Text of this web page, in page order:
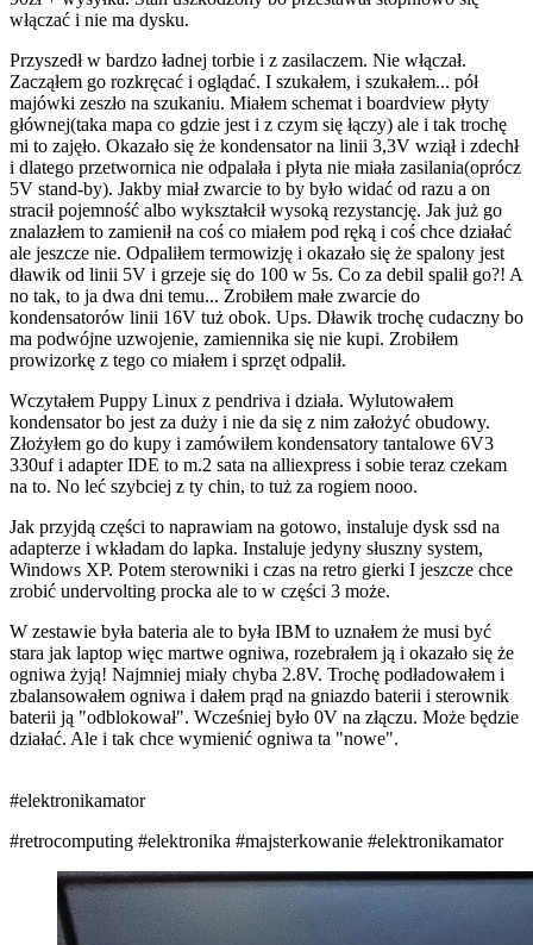
włączać i nie ma dysku.
Przyszedł w bardzo ładnej torbie i z zasilaczem. Nie włączał.
Zacząłem go rozkręcać i oglądać. I szukałem, i szukałem... pół
majówki zeszło na szukaniu. Miałem schemat i boardview płyty
głównej(taka mapa co gdzie jest i z czym się łączy) ale i tak trochę
mi to zajęło. Okazało się że kondensator na linii 3,3V wziął i zdechł
i dlatego przetwornica nie odpalała i płyta nie miała zasilania(oprócz
5V stand-by). Jakby miał zwarcie to by było widać od razu a on
stracił pojemność albo wykształcił wysoką rezystancję. Jak już go
znalazłem to zamienił na coś co miałem pod ręką i coś chce działać
ale jeszcze nie. Odpaliłem termowizję i okazało się że spalony jest
dławik od linii 5V i grzeje się do 100 w 5s. Co za debil spalił go?! A
no tak, to ja dwa dni temu... Zrobiłem małe zwarcie do
kondensatorów linii 16V tuż obok. Ups. Dławik trochę cudaczny bo
ma podwójne uzwojenie, zamiennika się nie kupi. Zrobiłem
prowizorkę z tego co miałem i sprzęt odpalił.
Wczytałem Puppy Linux z pendriva i działa. Wylutowałem
kondensator bo jest za duży i nie da się z nim założyć obudowy.
Złożyłem go do kupy i zamówiłem kondensatory tantalowe 6V3
330uf i adapter IDE to m.2 sata na alliexpress i sobie teraz czekam
na to. No leć szybciej z ty chin, to tuż za rogiem nooo.
Jak przyjdą części to naprawiam na gotowo, instaluje dysk ssd na
adapterze i wkładam do lapka. Instaluje jedyny słuszny system,
Windows XP. Potem sterowniki i czas na retro gierki I jeszcze chce
zrobić undervolting procka ale to w części 3 może.
W zestawie była bateria ale to była IBM to uznałem że musi być
stara jak laptop więc martwe ogniwa, rozebrałem ją i okazało się że
ogniwa żyją! Najmniej miały chyba 2.8V. Trochę podładowałem i
zbalansowałem ogniwa i dałem prąd na gniazdo baterii i sterownik
baterii ją "odblokował". Wcześniej było 0V na złączu. Może będzie
działać. Ale i tak chce wymienić ogniwa ta "nowe".
#elektronikamator
#retrocomputing #elektronika #majsterkowanie #elektronikamator